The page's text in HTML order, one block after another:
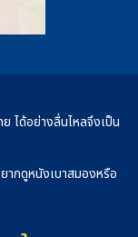
ได้อย่างลื่นไหลจึงเป็น
ากดูหนังเบาสมองหรือ